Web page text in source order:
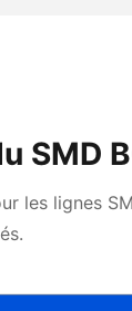
les lignes